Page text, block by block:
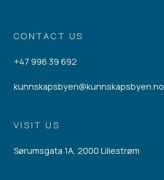
CONTACT US
+47 996 39 692
kunnskapsbyen@kunnskapsbyen.no
VISIT US
Sørumsgata 1A, 2000 Lillestrøm